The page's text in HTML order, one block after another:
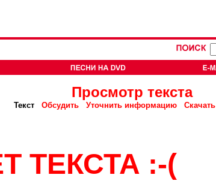
Просмотр текста
Текст Обсудить Уточнить информацию Скачать
ТЕКСТА :-(